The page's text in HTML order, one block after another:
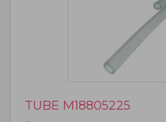
TUBE M18805225